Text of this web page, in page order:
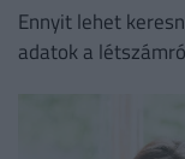
Ennyit lehet
adatok a